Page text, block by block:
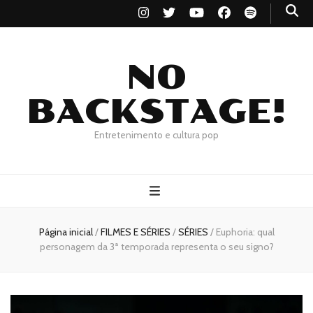
NO
BACKSTAGE!
Entretenimento e cultura pop
Página inicial/FILMES E SÉRIES /SÉRIES / Euphoria: qual
personagem da 3ª temporada representa o seu signo?